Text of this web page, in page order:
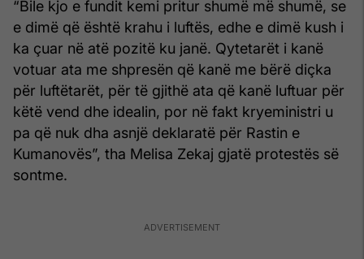
“Bile kjo e fundit kemi pritur shumë më shumë, se
e dimë që është krahu i luftës, edhe e dimë kush i
ka çuar në atë pozitë ku janë. Qytetarët i kanë
votuar ata me shpresën që kanë me bërë diçka
për luftëtarët, për të gjithë ata që kanë luftuar për
këtë vend dhe idealin, por në fakt kryeministri u
pa që nuk dha asnjë deklaratë për Rastin e
Kumanovës”, tha Melisa Zekaj gjatë protestës së
sontme.